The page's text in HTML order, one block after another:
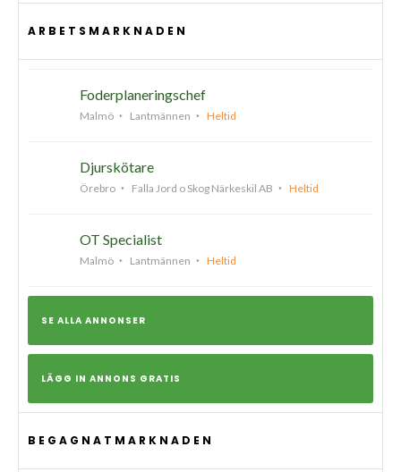
ARBETSMARKNADEN
Foderplaneringschef
Malmö Lantmännen Heltid
Djurskötare
Örebro Falla Jord o Skog Närkeskil AB Heltid
OT Specialist
Malmö Lantmännen Heltid
SE ALLA ANNONSER
LÄGG IN ANNONS GRATIS
BEGAGNATMARKNADEN